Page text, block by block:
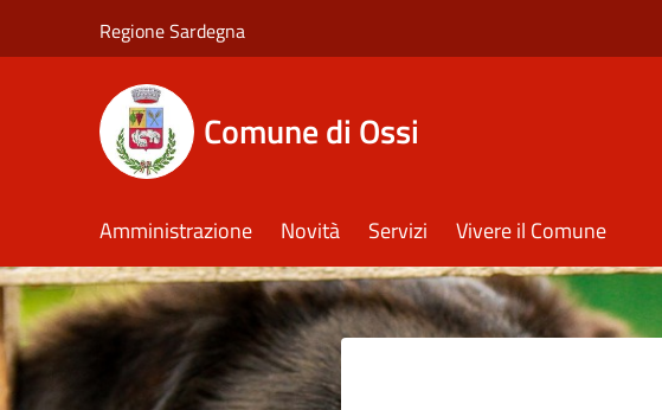
Regione Sardegna
Comune di Ossi
Amministrazione Novità Servizi Vivere il Comune